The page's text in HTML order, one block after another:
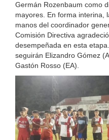
Germán Rozenbaum como
mayores. En forma interina,
manos del coordinador
Comisión Directiva
desempeñada en esta
seguirán Elizandro Gómez
Gastón Rosso (EA).